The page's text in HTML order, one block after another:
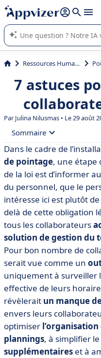
répondre (plusieurs lignes avec
L'IA de Appvizer vous guide
logiciel SaaS en entreprise.
Ressources Humaines (RH)
7 astuces
ParJulina Nilusmas • Le 29 août
Sommaire
• Astuce n° 1 :
toute transparence lors
• Astuce n° 2 : Utilisez
évoquez tous les points
• Astuce n° 3 : Prévoyez
collaborateurs
• Astuce n° 4 :
sessions de formation
• Astuce n° 5 : Donnez
pointage
• Astuce n° 6 :
• Astuce n° 7 :
et instaurez un climat
Dans le cadre de
de pointage, une étape
de la loi est d’informer
du personnel, que le
intéresse ici est plutôt
delà de cette obligation
tous les collaborateurs
solution degestion du
Pour bon nombre de
serait vue comme un
uniquement à surveiller
effective de leurs
révèlerait un manque
envers leurs
optimiser
plannings, à simplifier
supplémentaires et à